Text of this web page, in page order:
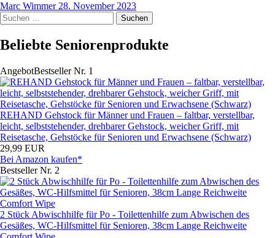
Marc Wimmer 28. November 2023
Suchen
nach:
Beliebte Seniorenprodukte
AngebotBestseller Nr. 1
REHAND Gehstock für Männer und Frauen – faltbar, verstellbar,
leicht, selbststehender, drehbarer Gehstock, weicher Griff, mit
Reisetasche, Gehstöcke für Senioren und Erwachsene (Schwarz)
29,99 EUR
Bei Amazon kaufen*
Bestseller Nr. 2
2 Stück Abwischhilfe für Po - Toilettenhilfe zum Abwischen des
Gesäßes, WC-Hilfsmittel für Senioren, 38cm Lange Reichweite